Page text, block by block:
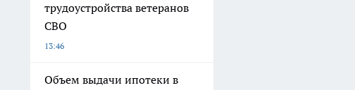
трудоустройства ветеранов
СВО
13:46
Объем выдачи ипотеки в